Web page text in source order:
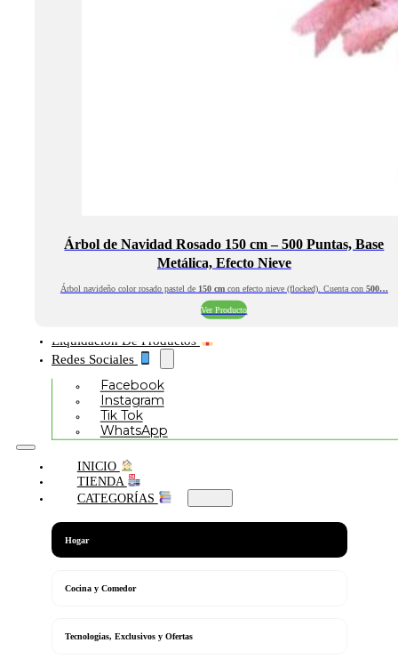
Árbol de Navidad Rosado 150 cm – 500 Puntas, Base
Metálica, Efecto Nieve
Árbol navideño color rosado pastel de 150 cmcon efecto nieve (flocked). Cuenta con 500…
Ver Producto
Liquidación De Productos
Redes Sociales
Facebook
Instagram
Tik Tok
WhatsApp
INICIO
TIENDA
CATEGORÍAS
Hogar
Cocina y Comedor
Tecnologias, Exclusivos y Ofertas